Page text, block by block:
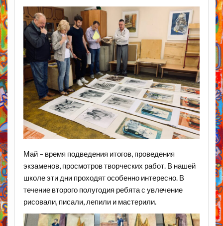
Май – время подведения итогов, проведения
экзаменов, просмотров творческих работ. В нашей
школе эти дни проходят особенно интересно. В
течение второго полугодия ребята с увлечение
рисовали, писали, лепили и мастерили.